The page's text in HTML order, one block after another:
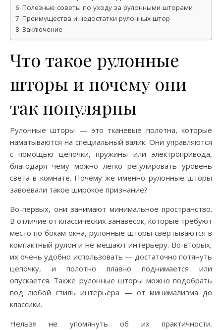
Полезные советы по уходу за рулонными шторами
Преимущества и недостатки рулонных штор
Заключение
Что такое рулонные
шторы и почему они
так популярны
Рулонные шторы — это тканевые полотна, которые
наматываются на специальный валик. Они управляются
с помощью цепочки, пружины или электропривода,
благодаря чему можно легко регулировать уровень
света в комнате. Почему же именно рулонные шторы
завоевали такое широкое признание?
Во-первых, они занимают минимальное пространство.
В отличие от классических занавесок, которые требуют
место по бокам окна, рулонные шторы свертываются в
компактный рулон и не мешают интерьеру. Во-вторых,
их очень удобно использовать — достаточно потянуть
цепочку, и полотно плавно поднимается или
опускается. Также рулонные шторы можно подобрать
под любой стиль интерьера — от минимализма до
классики.
Нельзя не упомянуть об их практичности.